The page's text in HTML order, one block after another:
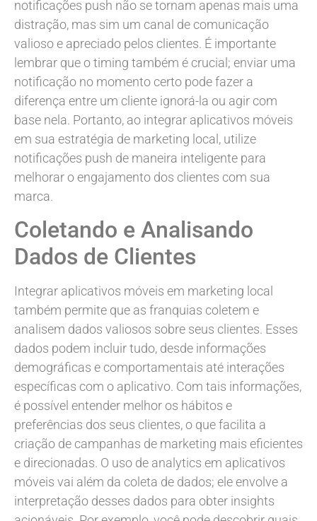
notificações push não se tornam apenas mais uma
distração, mas sim um canal de comunicação
valioso e apreciado pelos clientes. É importante
lembrar que o timing também é crucial; enviar uma
notificação no momento certo pode fazer a
diferença entre um cliente ignorá-la ou agir com
base nela. Portanto, ao integrar aplicativos móveis
em sua estratégia de marketing local, utilize
notificações push de maneira inteligente para
melhorar o engajamento dos clientes com sua
marca.
Coletando e Analisando
Dados de Clientes
Integrar aplicativos móveis em marketing local
também permite que as franquias coletem e
analisem dados valiosos sobre seus clientes. Esses
dados podem incluir tudo, desde informações
demográficas e comportamentais até interações
específicas com o aplicativo. Com tais informações,
é possível entender melhor os hábitos e
preferências dos seus clientes, o que facilita a
criação de campanhas de marketing mais eficientes
e direcionadas. O uso de analytics em aplicativos
móveis vai além da coleta de dados; ele envolve a
interpretação desses dados para obter insights